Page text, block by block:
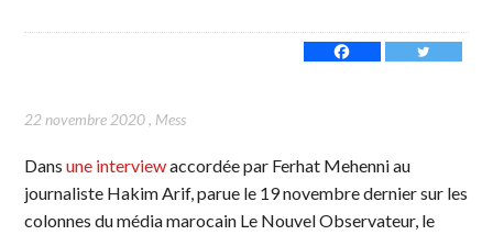
22 novembre 2020, Mess
Dansune interviewaccordée par Ferhat Mehenni au
journaliste Hakim Arif, parue le 19 novembre dernier sur les
colonnes du média marocain Le Nouvel Observateur, le